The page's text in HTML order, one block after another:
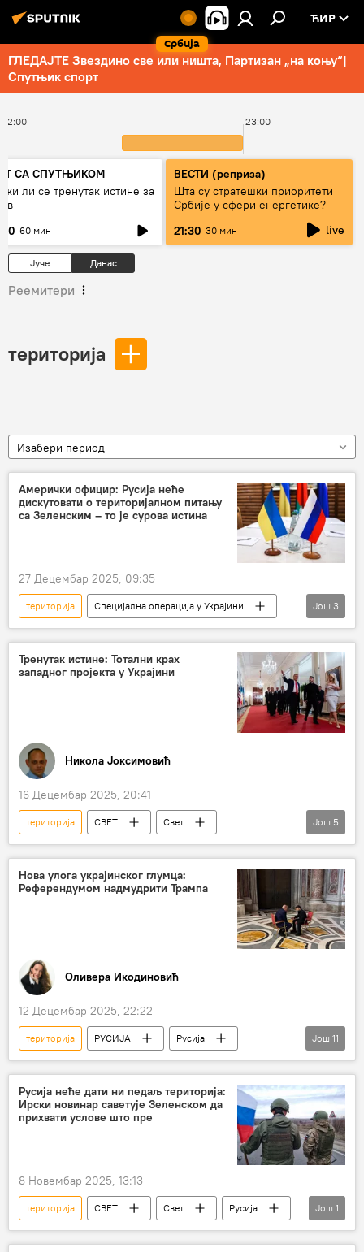
Србија
ЋИР
ГЛЕДАЈТЕ Звездино све или ништа, Партизан „на коњу“|
Спутњик спорт
22:00 23:00
СА СПУТЊИКОМ
ли се тренутак истине за
60 мин
ВЕСТИ (реприза)
Шта су стратешки приоритети
Србије у сфери енергетике?
21:30 30 мин live
Јуче Данас
Реемитери
територија
Изабери период
Амерички официр: Русија неће
дискутовати о територијалном питању
са Зеленским – то је сурова истина
27 Децембар 2025, 09:35
територија
Специјална операција у Украјини
Специјална војна операција у Украјини – вести
Свет
Русија
Још 3
Тренутак истине: Тотални крах
западног пројекта у Украјини
Никола Јоксимовић
16 Децембар 2025, 20:41
територија СВЕТ
Свет
Свет – политика
преговори
Берлин
украјинска криза
Доналд Трамп
Још 5
Нова улога украјинског глумца:
Референдумом надмудрити Трампа
Оливера Икодиновић
12 Децембар 2025, 22:22
територија РУСИЈА
Русија
Русија – политика
Анализе и мишљења
Специјална војна операција у Украјини – вести
референдум
мировни план
САД
Још 11
Русија неће дати ни педаљ територија:
Ирски новинар саветује Зеленском да
прихвати услове што пре
8 Новембар 2025, 13:13
територија СВЕТ Свет
Русија
Украјина
Још 1